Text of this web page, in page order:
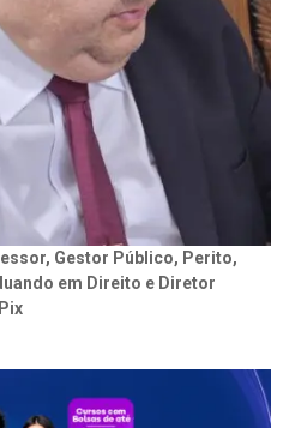
Gestor Público, Perito,
em Direito e Diretor